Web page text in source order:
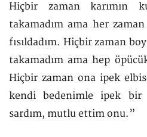
Hiçbir zaman karımın
takamadım ama her
fısıldadım. Hiçbir zaman
takamadım ama hep
Hiçbir zaman ona ipek
kendi bedenimle ipek bir
sardım, mutlu ettim onu.”